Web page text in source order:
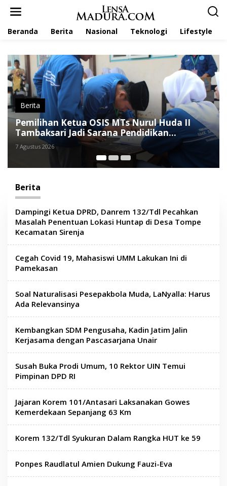
Beranda Berita Nasional Teknologi Lifestyle
Berita
Universitas Annuqayah Lepas 22 Mahasiswa
KKN Internasional ke Arab Saudi
6 Agustus 2026
Berita
Dampingi Ketua DPRD, Danrem 132/Tdl Pecahkan
Masalah Penentuan Lokasi Huntap di Desa Tompe
Kecamatan Sirenja
Cegah Covid 19, Mahasiswi UMM Lakukan Ini di
Pamekasan
Soal Naturalisasi Pesepakbola Muda, LaNyalla: Harus
Ada Relevansinya
Kembangkan SDM Pengusaha, Kadin Jatim Jalin
Kerjasama dengan Pascasarjana Unair
Susah Buka Prodi Umum, 10 Rektor UIN Temui
Pimpinan DPD RI
Jajaran Korem 101/Antasari Laksanakan Gowes
Kemerdekaan Sepanjang 63 Km
Korem 132/Tdl Syukuran Dalam Rangka HUT ke 59
Ponpes Raudlatul Amien Dukung Fauzi-Eva